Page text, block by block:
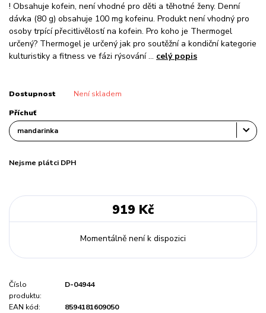
! Obsahuje kofein, není vhodné pro děti a těhotné ženy. Denní
dávka (80 g) obsahuje 100 mg kofeinu. Produkt není vhodný pro
osoby trpící přecitlivělostí na kofein. Pro koho je Thermogel
určený? Thermogel je určený jak pro soutěžní a kondiční kategorie
kulturistiky a fitness ve fázi rýsování ... celý popis
Dostupnost Není skladem
Příchuť
Nejsme plátci DPH
919 Kč
Momentálně není k dispozici
Číslo
produktu:
D-04944
EAN kód:
8594181609050